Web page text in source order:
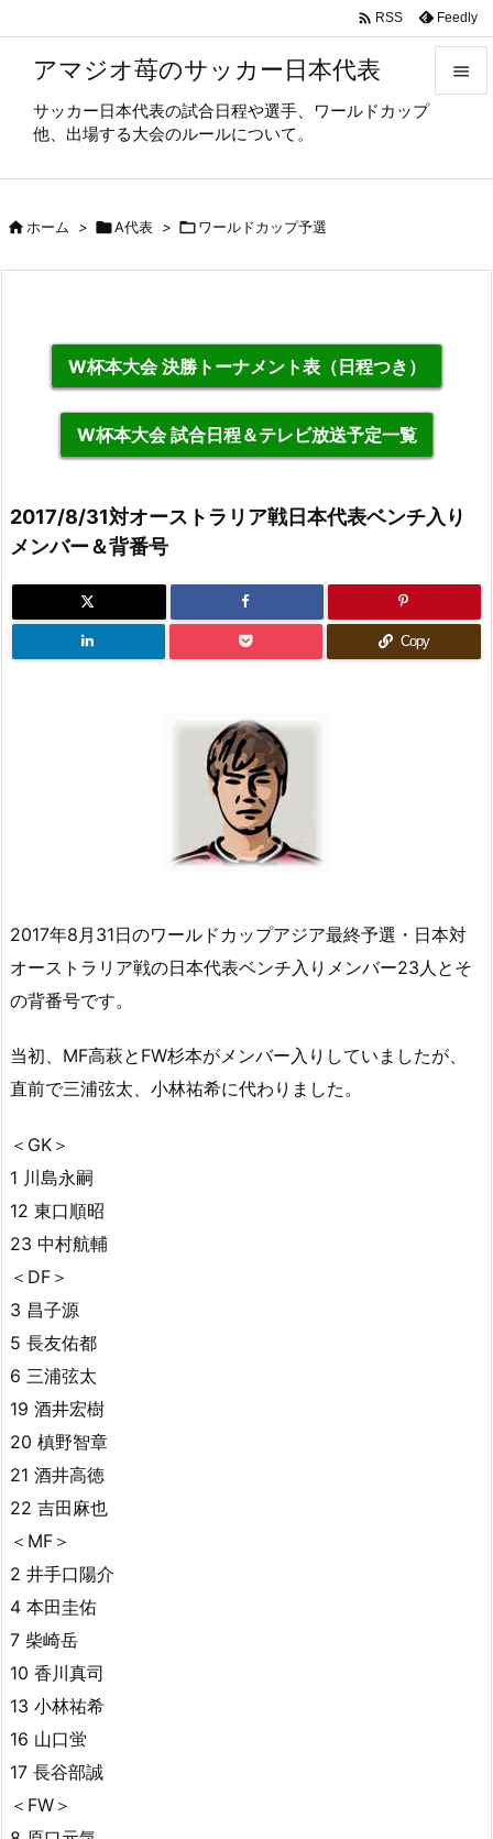
アマジオ苺のサッカー日本代表
サッカー日本代表の試合日程や選手、ワールドカップ
他、出場する大会のルールについて。


 RSS Feedly
ホーム > A代表 > ワールドカップ予選
W杯本大会 決勝トーナメント表（日程つき）
W杯本大会 試合日程＆テレビ放送予定一覧
2017/8/31対オーストラリア戦日本代表ベンチ入り
メンバー＆背番号
Copy
2017年8月31日のワールドカップアジア最終予選・日本対
オーストラリア戦の日本代表ベンチ入りメンバー23人とそ
の背番号です。
当初、MF高萩とFW杉本がメンバー入りしていましたが、
直前で三浦弦太、小林祐希に代わりました。
＜GK＞
1 川島永嗣
12 東口順昭
23 中村航輔
＜DF＞
3 昌子源
5 長友佑都
6 三浦弦太
19 酒井宏樹
20 槙野智章
21 酒井高徳
22 吉田麻也
＜MF＞
2 井手口陽介
4 本田圭佑
7 柴崎岳
10 香川真司
13 小林祐希
16 山口蛍
17 長谷部誠
＜FW＞